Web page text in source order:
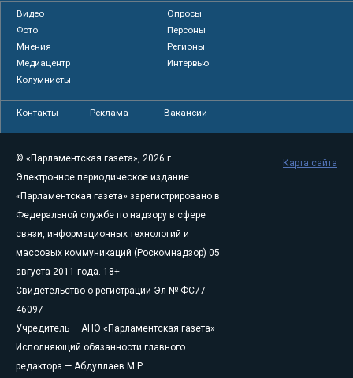
Видео
Опросы
Фото
Персоны
Мнения
Регионы
Медиацентр
Интервью
Колумнисты
Контакты Реклама Вакансии
© «Парламентская газета», 2026 г.
Электронное периодическое издание
«Парламентская газета» зарегистрировано в
Федеральной службе по надзору в сфере
связи, информационных технологий и
массовых коммуникаций (Роскомнадзор) 05
августа 2011 года. 18+
Свидетельство о регистрации Эл № ФС77-
46097
Учредитель — АНО «Парламентская газета»
Исполняющий обязанности главного
редактора — Абдуллаев М.Р.
Карта сайта